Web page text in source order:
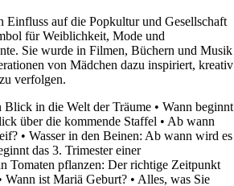
Einfluss auf die Popkultur und Gesellschaft
für Weiblichkeit, Mode und
Sie wurde in Filmen, Büchern und Musik
von Mädchen dazu inspiriert, kreativ
verfolgen.
Blick in die Welt der Träume • Wann beginnt
über die kommende Staffel • Ab wann
• Wasser in den Beinen: Ab wann wird es
das 3. Trimester einer
Tomaten pflanzen: Der richtige Zeitpunkt
Wann ist Mariä Geburt? • Alles, was Sie